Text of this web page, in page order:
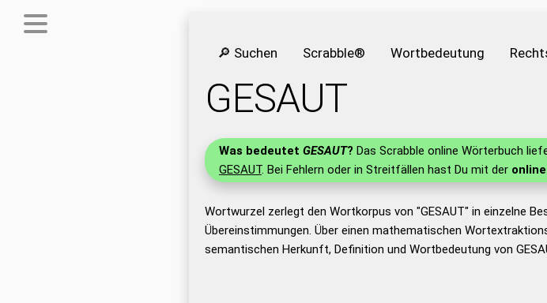
🔎 Suchen Scrabble® Wortbedeutung
GESAUT
Was bedeutet GESAUT? Das Scrabble online Wörterbuch
GESAUT. Bei Fehlern oder in Streitfällen hast Du mit der
Wortwurzel zerlegt den Wortkorpus von "GESAUT" in einzelne
Übereinstimmungen. Über einen mathematischen
semantischen Herkunft, Definition und Wortbedeutung von